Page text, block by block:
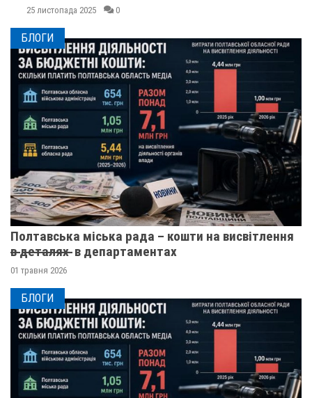
25 листопада 2025
БЛОГИ
Полтавська міська рада – кошти на висвітлення
в̶ ̶д̶е̶т̶а̶л̶я̶х̶ ̶ в департаментах
01 травня 2026
БЛОГИ